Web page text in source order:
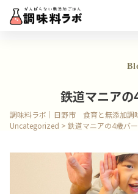
鉄道マニア
調味料ラボ｜日野市 食育と無添加調
Uncategorized > 鉄道マニアの4歳バ